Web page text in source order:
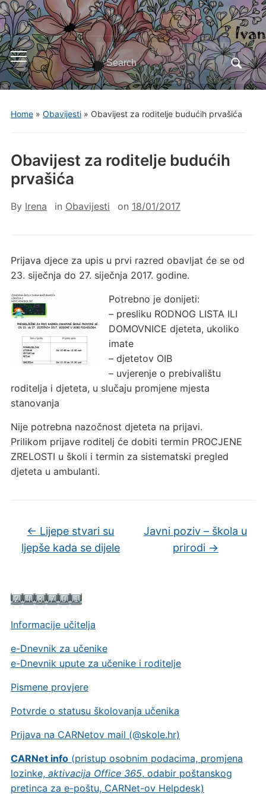
Toggle
mobile
menu
Search
for:
Home» Obavijesti» Obavijest za roditelje budućih prvašića
Informacije učitelja
e-Dnevnik za učenike
e-Dnevnik upute za učenike i roditelje
Pismene provjere
Potvrde o statusu školovanja učenika
Prijava na CARNetov mail (@skole.hr)
CARNet info(pristup osobnim podacima, promjena
lozinke, aktivacija Office 365, odabir poštanskog
pretinca za e-poštu, CARNet-ov Helpdesk)
Obavijest za roditelje budućih
prvašića
By Irena in Obavijesti on 18/01/2017
Prijava djece za upis u prvi razred obavljat će se od
23. siječnja do 27. siječnja 2017. godine.
Potrebno je donijeti:
– presliku RODNOG LISTA ILI
DOMOVNICE djeteta, ukoliko
imate
– djetetov OIB
– uvjerenje o prebivalištu
roditelja i djeteta, u slučaju promjene mjesta
stanovanja
Nije potrebna nazočnost djeteta na prijavi.
Prilikom prijave roditelj će dobiti termin PROCJENE
ZRELOSTI u školi i termin za sistematski pregled
djeteta u ambulanti.
← Lijepe stvari su
ljepše kada se dijele
Javni poziv – škola u
prirodi →